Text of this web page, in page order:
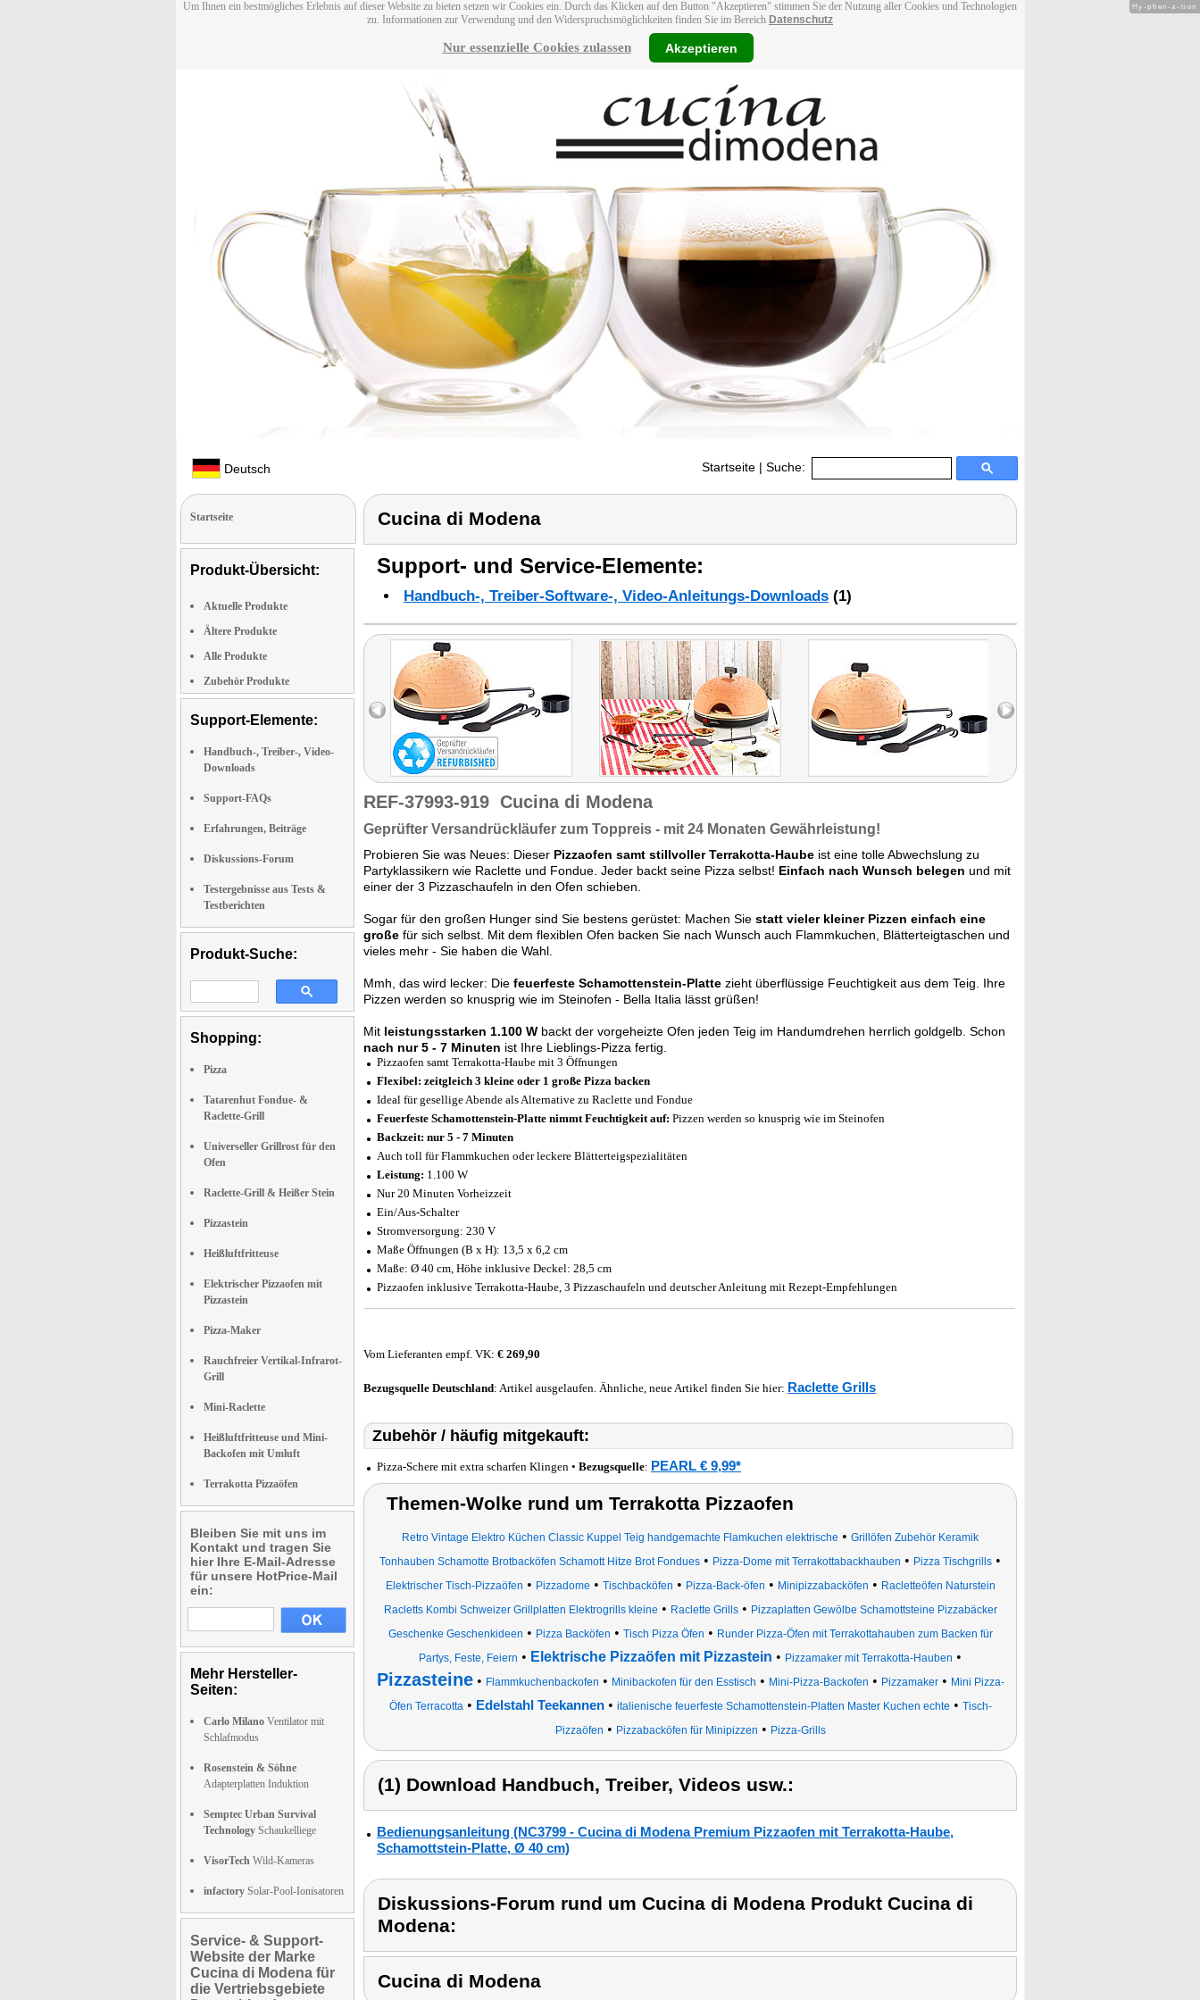
Um Ihnen ein bestmögliches Erlebnis auf dieser Website zu bieten setzen wir Cookies ein. Durch das Klicken auf den Button "Akzeptieren" stimmen Sie der Nutzung aller Cookies und Technologien
zu. Informationen zur Verwendung und den Widerspruchsmöglichkeiten finden Sie im Bereich Datenschutz
Nur essenzielle Cookies zulassen Akzeptieren
Deutsch Startseite | Suche:
Startseite
Produkt-Übersicht:
Aktuelle Produkte
Ältere Produkte
Alle Produkte
Zubehör Produkte
Support-Elemente:
Handbuch-, Treiber-, Video-
Downloads
Support-FAQs
Erfahrungen, Beiträge
Diskussions-Forum
Testergebnisse aus Tests &
Testberichten
Produkt-Suche:
Shopping:
Pizza
Tatarenhut Fondue- &
Raclette-Grill
Universeller Grillrost für den
Ofen
Raclette-Grill & Heißer Stein
Pizzastein
Heißluftfritteuse
Elektrischer Pizzaofen mit
Pizzastein
Pizza-Maker
Rauchfreier Vertikal-Infrarot-
Grill
Mini-Raclette
Heißluftfritteuse und Mini-
Backofen mit Umluft
Terrakotta Pizzaöfen
Bleiben Sie mit uns im
Kontakt und tragen Sie
hier Ihre E-Mail-Adresse
für unsere HotPrice-Mail
ein:
Mehr Hersteller-
Seiten:
Carlo Milano Ventilator mit
Schlafmodus
Rosenstein & Söhne
Adapterplatten Induktion
Semptec Urban Survival
Technology Schaukelliege
VisorTech Wild-Kameras
infactory Solar-Pool-Ionisatoren
Service- & Support-
Website der Marke
Cucina di Modena für
die Vertriebsgebiete
Cucina di Modena
Support- und Service-Elemente:
Handbuch-, Treiber-Software-, Video-Anleitungs-Downloads (1)
REF-37993-919 Cucina di Modena
Geprüfter Versandrückläufer zum Toppreis - mit 24 Monaten Gewährleistung!
Probieren Sie was Neues: Dieser Pizzaofen samt stillvoller Terrakotta-Haube ist eine tolle Abwechslung zu
Partyklassikern wie Raclette und Fondue. Jeder backt seine Pizza selbst! Einfach nach Wunsch belegen und mit
einer der 3 Pizzaschaufeln in den Ofen schieben.
Sogar für den großen Hunger sind Sie bestens gerüstet: Machen Sie statt vieler kleiner Pizzen einfach eine
große für sich selbst. Mit dem flexiblen Ofen backen Sie nach Wunsch auch Flammkuchen, Blätterteigtaschen und
vieles mehr - Sie haben die Wahl.
Mmh, das wird lecker: Die feuerfeste Schamottenstein-Platte zieht überflüssige Feuchtigkeit aus dem Teig. Ihre
Pizzen werden so knusprig wie im Steinofen - Bella Italia lässt grüßen!
Mit leistungsstarken 1.100 W backt der vorgeheizte Ofen jeden Teig im Handumdrehen herrlich goldgelb. Schon
nach nur 5 - 7 Minuten ist Ihre Lieblings-Pizza fertig.
Pizzaofen samt Terrakotta-Haube mit 3 Öffnungen
Flexibel: zeitgleich 3 kleine oder 1 große Pizza backen
Ideal für gesellige Abende als Alternative zu Raclette und Fondue
Feuerfeste Schamottenstein-Platte nimmt Feuchtigkeit auf: Pizzen werden so knusprig wie im Steinofen
Backzeit: nur 5 - 7 Minuten
Auch toll für Flammkuchen oder leckere Blätterteigspezialitäten
Leistung: 1.100 W
Nur 20 Minuten Vorheizzeit
Ein/Aus-Schalter
Stromversorgung: 230 V
Maße Öffnungen (B x H): 13,5 x 6,2 cm
Maße: Ø 40 cm, Höhe inklusive Deckel: 28,5 cm
Pizzaofen inklusive Terrakotta-Haube, 3 Pizzaschaufeln und deutscher Anleitung mit Rezept-Empfehlungen
Vom Lieferanten empf. VK: € 269,90
Bezugsquelle Deutschland: Artikel ausgelaufen. Ähnliche, neue Artikel finden Sie hier: Raclette Grills
Zubehör / häufig mitgekauft:
Pizza-Schere mit extra scharfen Klingen • Bezugsquelle: PEARL € 9,99*
Themen-Wolke rund um Terrakotta Pizzaofen
Retro Vintage Elektro Küchen Classic Kuppel Teig handgemachte Flamkuchen elektrische • Grillöfen Zubehör Keramik
Tonhauben Schamotte Brotbacköfen Schamott Hitze Brot Fondues • Pizza-Dome mit Terrakottabackhauben • Pizza Tischgrills •
Elektrischer Tisch-Pizzaöfen • Pizzadome • Tischbacköfen • Pizza-Back-öfen • Minipizzabacköfen • Racletteöfen Naturstein
Racletts Kombi Schweizer Grillplatten Elektrogrills kleine • Raclette Grills• Pizzaplatten Gewölbe Schamottsteine Pizzabäcker
Geschenke Geschenkideen • Pizza Backöfen • Tisch Pizza Öfen • Runder Pizza-Öfen mit Terrakottahauben zum Backen für
Partys, Feste, Feiern • Elektrische Pizzaöfen mit Pizzastein • Pizzamaker mit Terrakotta-Hauben •
Pizzasteine• Flammkuchenbackofen • Minibackofen für den Esstisch • Mini-Pizza-Backofen • Pizzamaker• Mini Pizza-
Öfen Terracotta • Edelstahl Teekannen• italienische feuerfeste Schamottenstein-Platten Master Kuchen echte • Tisch-
Pizzaöfen • Pizzabacköfen für Minipizzen • Pizza-Grills
(1) Download Handbuch, Treiber, Videos usw.:
Bedienungsanleitung (NC3799 - Cucina di Modena Premium Pizzaofen mit Terrakotta-Haube,
Schamottstein-Platte, Ø 40 cm)
Diskussions-Forum rund um Cucina di Modena Produkt Cucina di
Modena:
Cucina di Modena
Hy-phen-a-tion